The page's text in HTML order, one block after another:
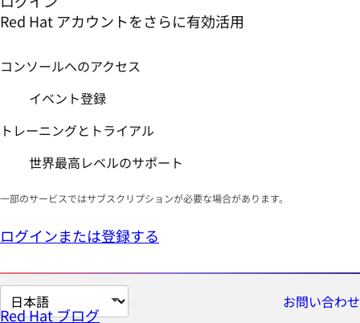
Red Hat アカウントをさらに有効活用
コンソールへのアクセス
イベント登録
トレーニングとトライアル
世界最高レベルのサポート
一部のサービスではサブスクリプションが必要な場合があります。
ログインまたは登録する
ペ
ー
お問い合わせ
Red Hat ブログ